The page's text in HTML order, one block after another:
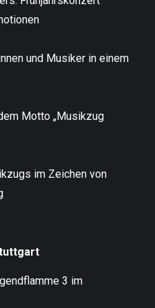
und Musiker in einem
Motto „Musikzug
im Zeichen von
3 im